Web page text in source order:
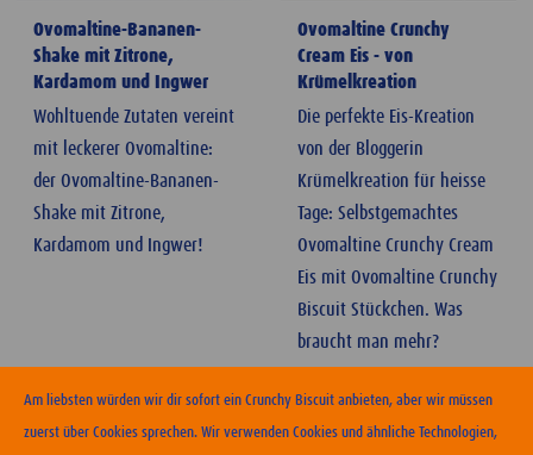
Ovomaltine-Bananen-
Shake mit Zitrone,
Kardamom und Ingwer
Wohltuende Zutaten vereint
mit leckerer Ovomaltine:
der Ovomaltine-Bananen-
Shake mit Zitrone,
Kardamom und Ingwer!
Ovomaltine Crunchy
Cream Eis - von
Krümelkreation
Die perfekte Eis-Kreation
von der Bloggerin
Krümelkreation für heisse
Tage: Selbstgemachtes
Ovomaltine Crunchy Cream
Eis mit Ovomaltine Crunchy
Biscuit Stückchen. Was
braucht man mehr?
Am liebsten würden wir dir sofort ein Crunchy Biscuit anbieten, aber wir müssen
zuerst über Cookies sprechen. Wir verwenden Cookies und ähnliche Technologien,